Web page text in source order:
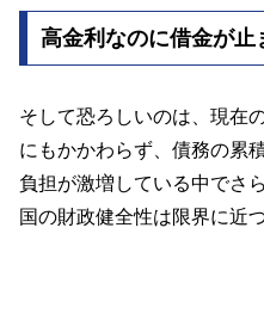
高金利なのに借金が止
そして恐ろしいのは、現在
にもかかわらず、債務の累
負担が激増している中でさ
国の財政健全性は限界に近